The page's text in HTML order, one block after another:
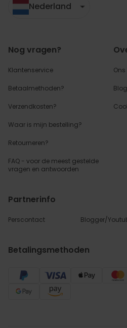
Nederland
Nog vragen?
Klantenservice
Betaalmethoden?
Verzendkosten?
Waar is mijn bestelling?
Retourneren?
FAQ - voor de meest gestelde
vragen en antwoorden
Blog
Partnerinfo
Perscontact Blogger/
Betalingsmethoden